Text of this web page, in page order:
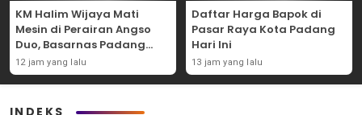
KM Halim Wijaya Mati
Mesin di Perairan Angso
Duo, Basarnas Padang
Evakuasi Dua ABK Selamat
12 jam yang lalu
Daftar Harga Bapok di
Pasar Raya Kota Padang
Hari Ini
13 jam yang lalu